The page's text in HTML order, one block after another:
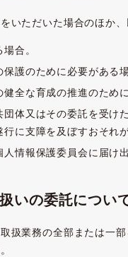
いただいた場合のほか
合。
護のために必要がある
全な育成の推進のため
体又はその委託を受
に支障を及ぼすおそれ
情報保護委員会に届け
いの委託につい
扱業務の全部または一